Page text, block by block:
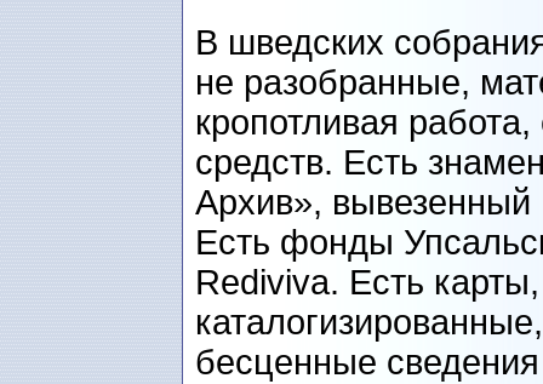
В шведских
не разобранные,
кропотливая
средств. Есть
Архив»,
Есть фонды
Rediviva. Есть
бесценные